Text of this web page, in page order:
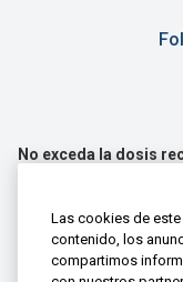
No exceda la dosis
Haleon Consumer
Cápsulas Registro
Tabletas Registro
Suspensión Registro
Las cookies de
contenido, los
compartimos